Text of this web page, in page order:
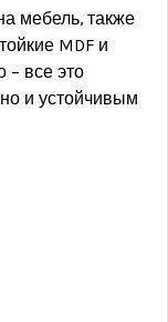
мебель, также
MDF и
– все это
и устойчивым